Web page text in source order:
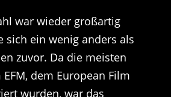
war wieder großartig
sich ein wenig anders als
zuvor. Da die meisten
dem European Film
wurden, war das